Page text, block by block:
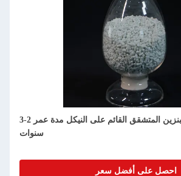
محفز هيدروجين البنزين المتشقق القائم على النيكل مدة عمر 2-3
سنوات
احصل على أفضل سعر